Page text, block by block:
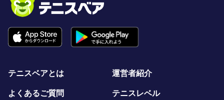
テニスベアとは 運営者紹介
よくあるご質問 テニスレベル